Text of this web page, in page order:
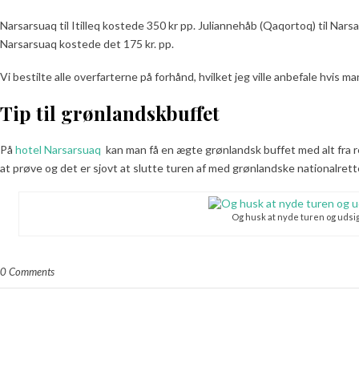
Narsarsuaq til Itilleq kostede 350 kr pp. Juliannehåb (Qaqortoq) til
Narsarsuaq kostede det 175 kr. pp.
Vi bestilte alle overfarterne på forhånd, hvilket jeg ville anbefale hvis
Tip til grønlandskbuffet
På hotel Narsarsuaq kan man få en ægte grønlandsk buffet med alt fra
at prøve og det er sjovt at slutte turen af med grønlandske
Og husk at nyde turen og
0 Comments